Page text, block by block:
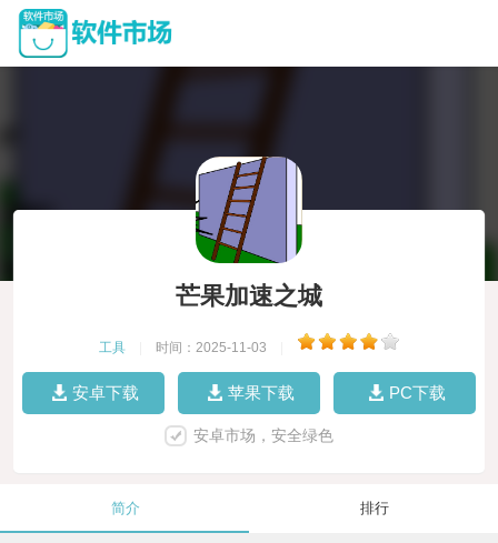
芒果加速之城
工具 时间：2025-11-03
安卓下载 苹果下载 PC下载
安卓市场，安全绿色
简介 排行